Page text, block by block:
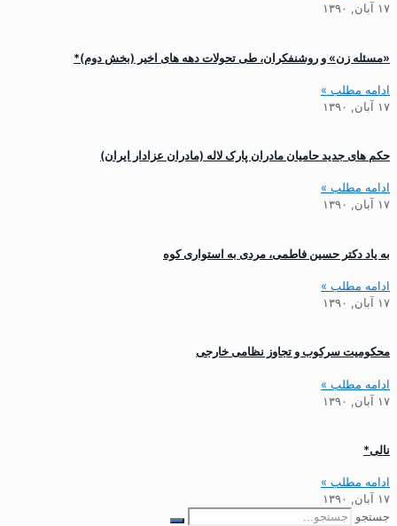
۱۷ آبان, ۱۳۹۰
«مسئله زن» و روشنفکران، طی تحولات دهه های اخیر (بخش دوم)*
ادامه مطلب »
۱۷ آبان, ۱۳۹۰
حکم های جدید حامیان مادران پارک لاله (مادران عزادار ایران)
ادامه مطلب »
۱۷ آبان, ۱۳۹۰
به یاد دکتر حسین فاطمی، مردی به استواری کوه
ادامه مطلب »
۱۷ آبان, ۱۳۹۰
محکومیت سرکوب و تجاوز نظامی خارجی
ادامه مطلب »
۱۷ آبان, ۱۳۹۰
نالی*
ادامه مطلب »
۱۷ آبان, ۱۳۹۰
جستجو